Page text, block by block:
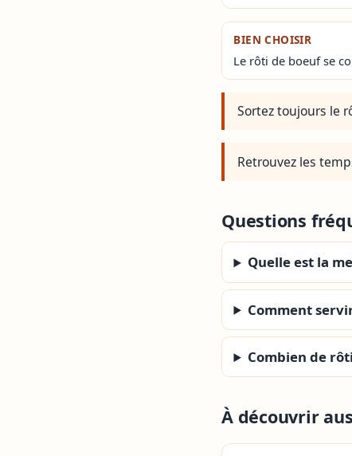
BIEN CHOISIR
Le rôti de boeuf se
Sortez toujours le
Retrouvez les
Questions
Quelle est la
Comment
Combien de
À découvrir